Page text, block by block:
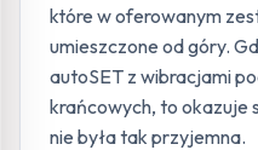
które w oferowanym
umieszczone od góry.
autoSET z wibracjami
krańcowych, to okazuje
nie była tak przyjemna.